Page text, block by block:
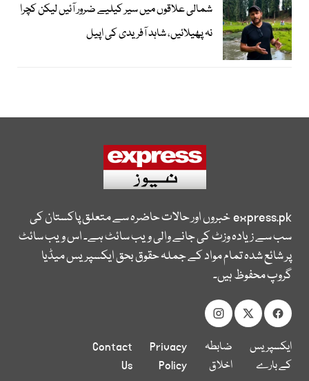
شمالی علاقوں میں سیر کیلیے ضرور آئیں لیکن کچرا
نہ پھیلائیں، شاہد آفریدی کی اپیل
express.pkخبروں اور حالات حاضرہ سے متعلق پاکستان کی
سب سے زیادہ وزٹ کی جانے والی ویب سائٹ ہے۔ اس ویب سائٹ
پر شائع شدہ تمام مواد کے جملہ حقوق بحق ایکسپریس میڈیا
گروپ محفوظ ہیں۔
ایکسپریس
کے بارے
ضابطہ
اخلاق
Privacy
Policy
Contact
Us